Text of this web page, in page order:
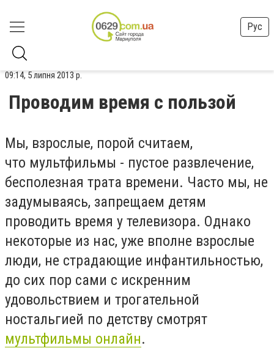
Рус
09:14, 5 липня 2013 р.
Проводим время с пользой
Мы, взрослые, порой считаем,
что мультфильмы - пустое развлечение,
бесполезная трата времени. Часто мы, не
задумываясь, запрещаем детям
проводить время у телевизора. Однако
некоторые из нас, уже вполне взрослые
люди, не страдающие инфантильностью,
до сих пор сами с искренним
удовольствием и трогательной
ностальгией по детству смотрят
мультфильмы онлайн.